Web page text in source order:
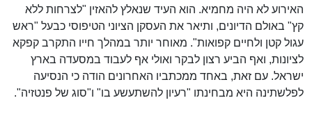
האירוע לא היה מחמיא. הוא העיד שנאלץ להאזין "לצרחות ללא
קץ" באולם הדיונים, ותיאר את העסקן הציוני הטיפוסי כבעל "ראש
עגול קטן ולחיים קפואות". מאוחר יותר במהלך חייו התקרב קפקא
לציונות, ואף הביע רצון לבקר ואולי אף לעבוד במסעדה בארץ
ישראל. עם זאת, באחד ממכתביו האחרונים הודה כי הנסיעה
לפלשתינה היא מבחינתו "רעיון להשתעשע בו" ו"סוג של פנטזיה".